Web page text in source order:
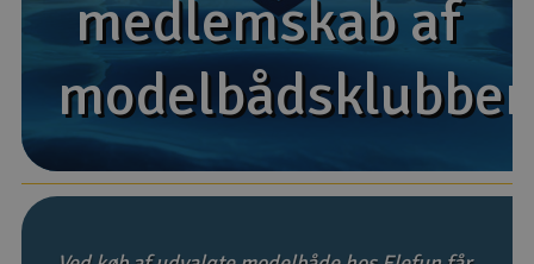
Droner
Droner til FPV
medlemskab af
medlemskab af